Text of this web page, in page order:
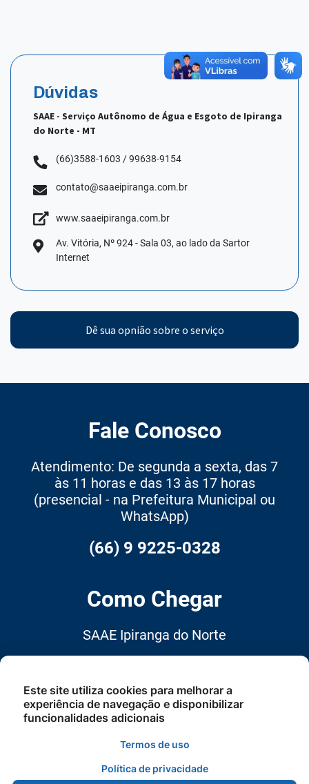
Dúvidas
SAAE - Serviço Autônomo de Água e Esgoto de Ipiranga
do Norte - MT
(66)3588-1603 / 99638-9154
contato@saaeipiranga.com.br
www.saaeipiranga.com.br
Av. Vitória, Nº 924 - Sala 03, ao lado da Sartor
Internet
Dê sua opnião sobre o serviço
Fale Conosco
Atendimento: De segunda a sexta, das 7
às 11 horas e das 13 às 17 horas
(presencial - na Prefeitura Municipal ou
WhatsApp)
(66) 9 9225-0328
Como Chegar
SAAE Ipiranga do Norte
Ipiranga do Norte MT CEP:
78.578-000
Este site utiliza cookies para melhorar a
experiência de navegação e disponibilizar
funcionalidades adicionais
Termos de uso
Política de privacidade